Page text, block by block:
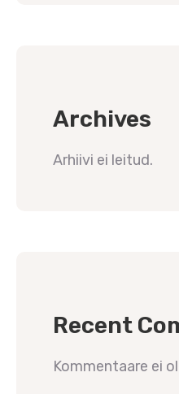
Archives
Arhiivi ei leitud.
Recent
Kommentaare ei